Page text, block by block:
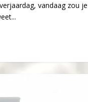
vandaag zou je